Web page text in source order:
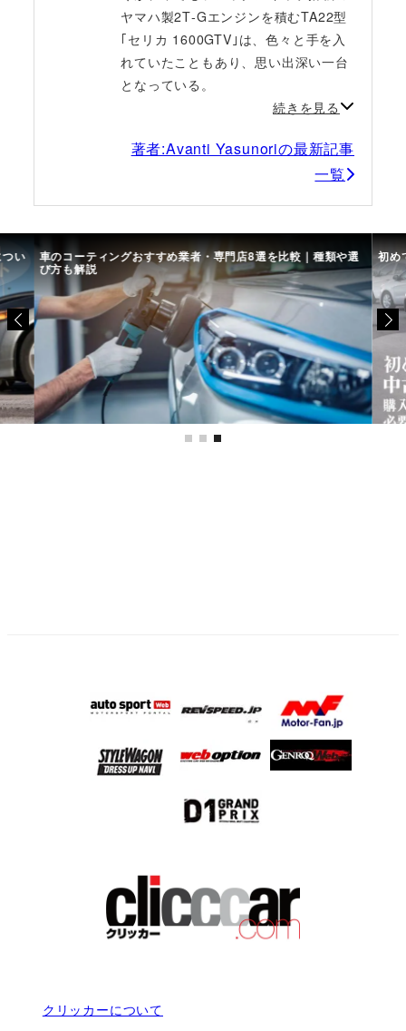
ヤマハ製2T‐Gエンジンを積むTA22型
｢セリカ 1600GTV｣は、色々と手を入
れていたこともあり、思い出深い一台
となっている。
続きを見る
著者:Avanti Yasunoriの最新記事
一覧
い 車のコーティングおすすめ業者・専門店8選を比較｜種類や選
び方も解説
初め
クリッカーについて